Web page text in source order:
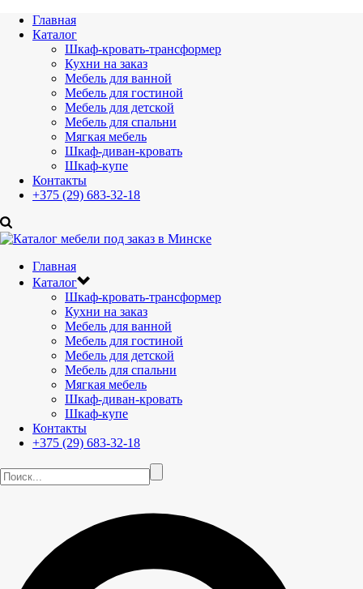
Главная
Каталог
Шкаф-кровать-трансформер
Кухни на заказ
Мебель для ванной
Мебель для гостиной
Мебель для детской
Мебель для спальни
Мягкая мебель
Шкаф-диван-кровать
Шкаф-купе
Контакты
+375 (29) 683-32-18
Главная
Каталог
Шкаф-кровать-трансформер
Кухни на заказ
Мебель для ванной
Мебель для гостиной
Мебель для детской
Мебель для спальни
Мягкая мебель
Шкаф-диван-кровать
Шкаф-купе
Контакты
+375 (29) 683-32-18